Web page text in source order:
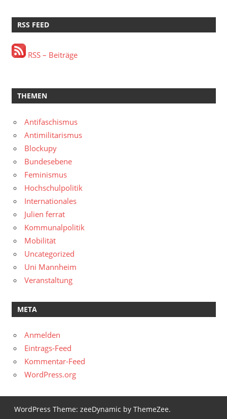
RSS FEED
RSS – Beiträge
THEMEN
Antifaschismus
Antimilitarismus
Blockupy
Bundesebene
Feminismus
Hochschulpolitik
Internationales
Julien ferrat
Kommunalpolitik
Mobilität
Uncategorized
Uni Mannheim
Veranstaltung
META
Anmelden
Eintrags-Feed
Kommentar-Feed
WordPress.org
WordPress Theme: zeeDynamic by ThemeZee.